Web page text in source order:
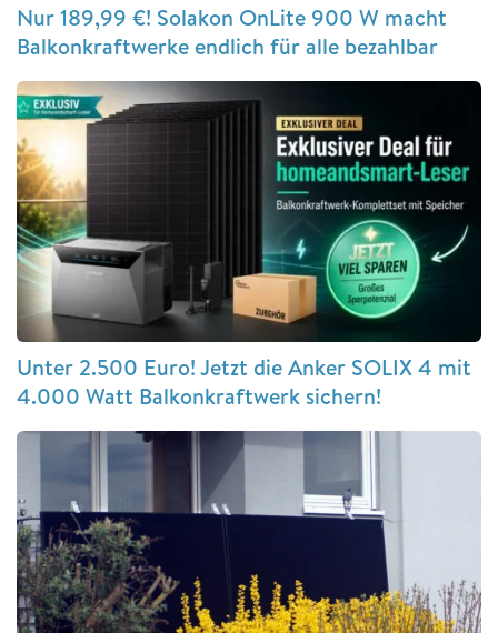
Nur 189,99 €! Solakon OnLite 900 W macht
Balkonkraftwerke endlich für alle bezahlbar
Unter 2.500 Euro! Jetzt die Anker SOLIX 4 mit
4.000 Watt Balkonkraftwerk sichern!